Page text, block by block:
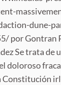
dune-
por Gontran
Se trata de
doloroso